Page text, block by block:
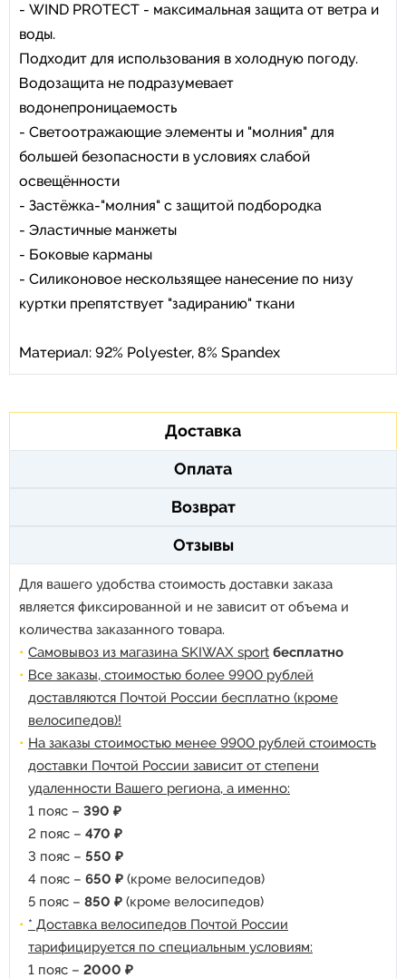
- WIND PROTECT - максимальная защита от ветра и
воды.
Подходит для использования в холодную погоду.
Водозащита не подразумевает
водонепроницаемость
- Светоотражающие элементы и "молния" для
большей безопасности в условиях слабой
освещённости
- Застёжка-"молния" с защитой подбородка
- Эластичные манжеты
- Боковые карманы
- Силиконовое нескользящее нанесение по низу
куртки препятствует "задиранию" ткани
Материал: 92% Polyester, 8% Spandex
Доставка
Оплата
Возврат
Отзывы
Для вашего удобства стоимость доставки заказа
является фиксированной и не зависит от объема и
количества заказанного товара.
Самовывоз из магазина SKIWAX sport бесплатно
Все заказы, стоимостью более 9900 рублей
доставляются Почтой России бесплатно (кроме
велосипедов)!
На заказы стоимостью менее 9900 рублей стоимость
доставки Почтой России зависит от степени
удаленности Вашего региона, а именно:
1 пояс – 390 ₽
2 пояс – 470 ₽
3 пояс – 550 ₽
4 пояс – 650 ₽ (кроме велосипедов)
5 пояс – 850 ₽ (кроме велосипедов)
* Доставка велосипедов Почтой России
тарифицируется по специальным условиям:
1 пояс – 2000 ₽